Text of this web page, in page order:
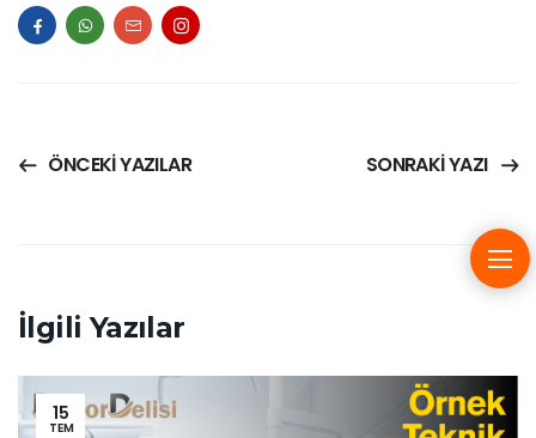
ÖNCEKI YAZILAR SONRAKI YAZI
İlgili Yazılar
15
TEM